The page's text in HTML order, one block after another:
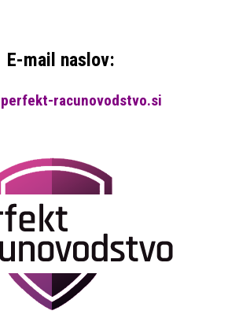
E-mail naslov:
racunovodstvo.si